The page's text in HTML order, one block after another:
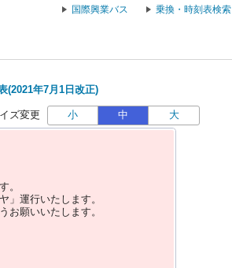
国際興業バス 乗換・時刻表検索
(2021年7月1日改正)
ズ変更 小 中 大
。
」運行いたします。
お願いいたします。